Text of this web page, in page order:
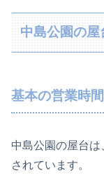
中島公園の
基本の営業時
中島公園の屋台は
されています。